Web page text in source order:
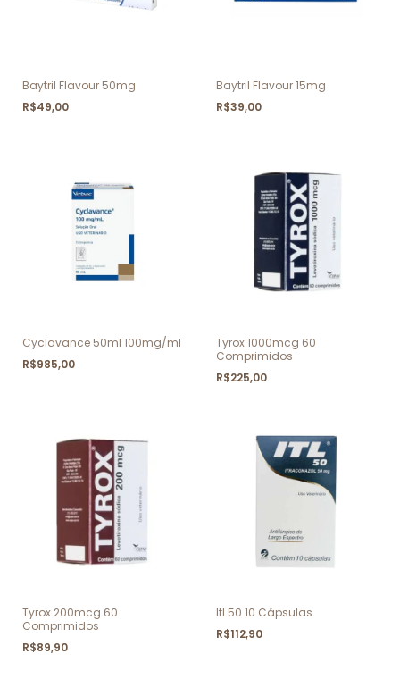
Baytril Flavour 50mg
R$49,00
Baytril Flavour 15mg
R$39,00
Cyclavance 50ml 100mg/ml
R$985,00
Tyrox 1000mcg 60
Comprimidos
R$225,00
Tyrox 200mcg 60
Comprimidos
R$89,90
Itl 50 10 Cápsulas
R$112,90